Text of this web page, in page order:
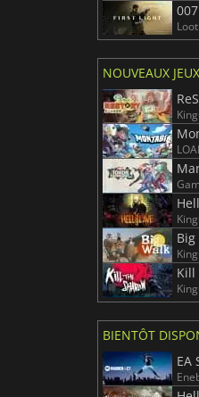
NOUVEAUX JEUX
Big
Kill
BIENTÔT
EA